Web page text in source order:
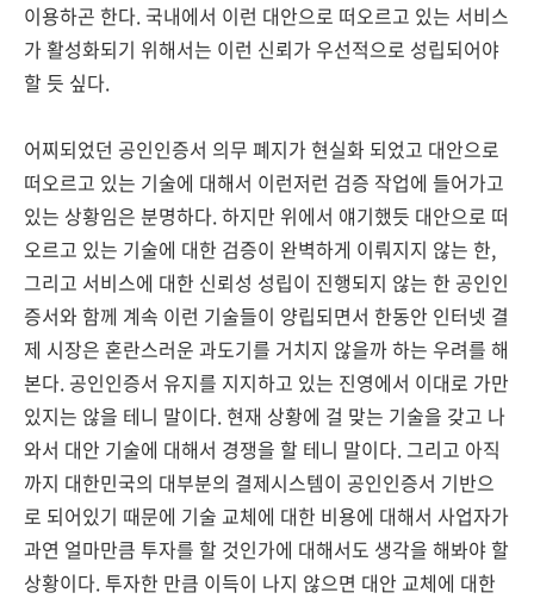
이용하곤 한다. 국내에서 이런 대안으로 떠오르고 있는 서비스
가 활성화되기 위해서는 이런 신뢰가 우선적으로 성립되어야
할 듯 싶다.
어찌되었던 공인인증서 의무 폐지가 현실화 되었고 대안으로
떠오르고 있는 기술에 대해서 이런저런 검증 작업에 들어가고
있는 상황임은 분명하다. 하지만 위에서 얘기했듯 대안으로 떠
오르고 있는 기술에 대한 검증이 완벽하게 이뤄지지 않는 한,
그리고 서비스에 대한 신뢰성 성립이 진행되지 않는 한 공인인
증서와 함께 계속 이런 기술들이 양립되면서 한동안 인터넷 결
제 시장은 혼란스러운 과도기를 거치지 않을까 하는 우려를 해
본다. 공인인증서 유지를 지지하고 있는 진영에서 이대로 가만
있지는 않을 테니 말이다. 현재 상황에 걸 맞는 기술을 갖고 나
와서 대안 기술에 대해서 경쟁을 할 테니 말이다. 그리고 아직
까지 대한민국의 대부분의 결제시스템이 공인인증서 기반으
로 되어있기 때문에 기술 교체에 대한 비용에 대해서 사업자가
과연 얼마만큼 투자를 할 것인가에 대해서도 생각을 해봐야 할
상황이다. 투자한 만큼 이득이 나지 않으면 대안 교체에 대한